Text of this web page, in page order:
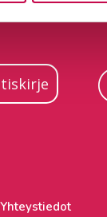
Yhteystiedot